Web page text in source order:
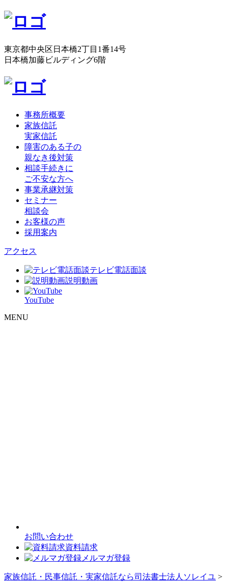
東京都中央区日本橋2丁目1番14号
日本橋加藤ビルディング6階
事務所概要
家族信託
実家信託
障害のある子の
親なき後対策
相談手続きに
ご不安な方へ
事業承継対策
セミナー
相談会
お客様の声
採用案内
アクセス
テレビ電話面談
説明動画
YouTube
MENU
お問い合わせ
資料請求
メルマガ登録
家族信託・民事信託・実家信託なら司法書士法人ソレイユ >